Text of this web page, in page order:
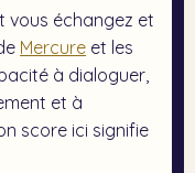
vous échangez et
Mercure et les
à dialoguer,
et à
score ici signifie